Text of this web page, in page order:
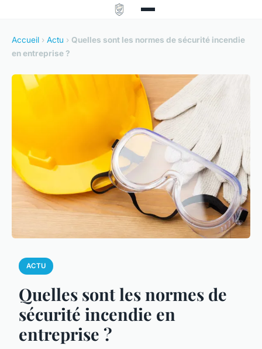
Accueil › Actu › Quelles sont les normes de sécurité incendie
en entreprise ?
ACTU
Quelles sont les normes de
sécurité incendie en
entreprise ?